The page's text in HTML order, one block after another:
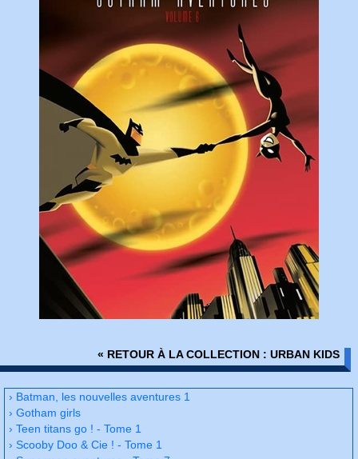
« RETOUR À LA COLLECTION : URBAN KIDS
› Batman, les nouvelles aventures 1
› Gotham girls
› Teen titans go ! - Tome 1
› Scooby Doo & Cie ! - Tome 1